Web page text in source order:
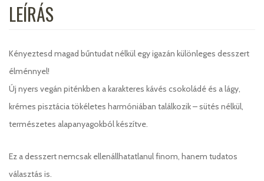
LEÍRÁS
Kényeztesd magad bűntudat nélkül egy igazán különleges desszert
élménnyel!
Új nyers vegán piténkben a karakteres kávés csokoládé és a lágy,
krémes pisztácia tökéletes harmóniában találkozik – sütés nélkül,
természetes alapanyagokból készítve.
Ez a desszert nemcsak ellenállhatatlanul finom, hanem tudatos
választás is.